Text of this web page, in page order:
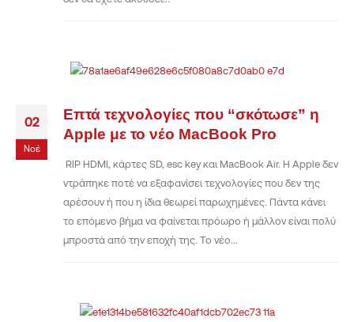
02
Νοέ
Επτά τεχνολογίες που “σκότωσε” η
Apple με το νέο MacBook Pro
RIP HDMI, κάρτες SD, esc key και MacBook Air. Η Apple δεν
ντράπηκε ποτέ να εξαφανίσει τεχνολογίες που δεν της
αρέσουν ή που η ίδια θεωρεί παρωχημένες. Πάντα κάνει
το επόμενο βήμα να φαίνεται πρόωρο ή μάλλον είναι πολύ
μπροστά από την εποχή της. Το νέο...